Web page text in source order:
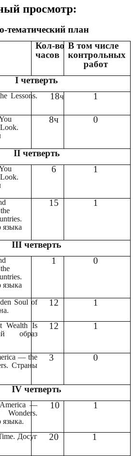
просмотр:
тематический план
Кол-во
часов
В том числе
контрольных
работ
I четверть
Lessons.18ч 1
8ч 0
II четверть
6 1
языка
15 1
III четверть
языка
1 0
Soul of
12 1
Wealth Is
образ
12 1
— the
Страны
3 0
IV четверть
—
языка.
10 1
Досуг
20 1